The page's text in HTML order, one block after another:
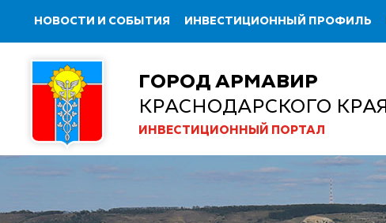
НОВОСТИ И СОБЫТИЯ ИНВЕСТИЦИОННЫЙ ПРОФИЛЬ
ГОРОД АРМАВИР
КРАСНОДАРСКОГО КРАЯ
ИНВЕСТИЦИОННЫЙ ПОРТАЛ